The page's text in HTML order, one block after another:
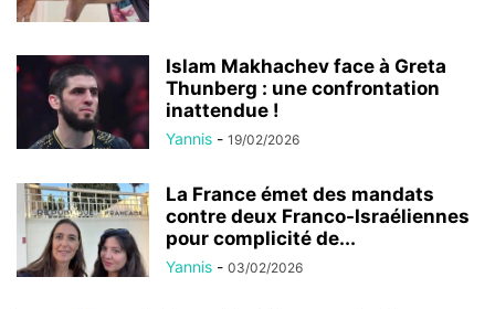
Islam Makhachev face à Greta
Thunberg : une confrontation
inattendue !
Yannis - 19/02/2026
La France émet des mandats
contre deux Franco-Israéliennes
pour complicité de...
Yannis - 03/02/2026